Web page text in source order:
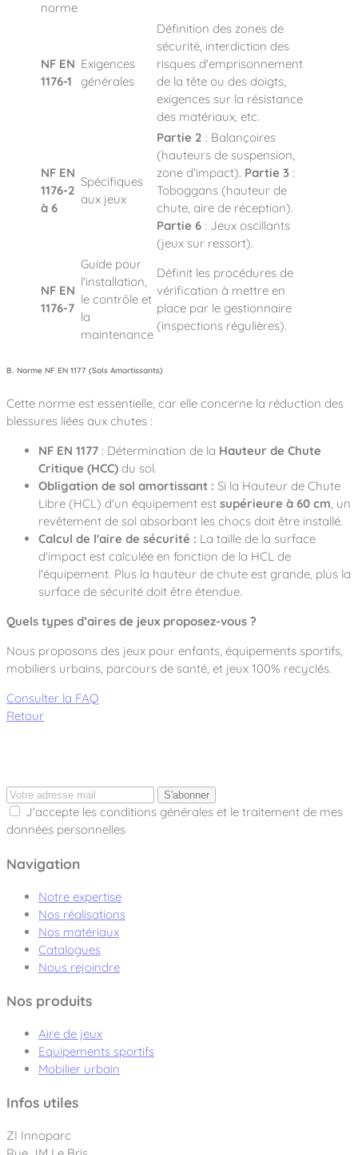
norme
NF EN
1176-1
Exigences
générales
Définition des zones de
sécurité, interdiction des
risques d'emprisonnement
de la tête ou des doigts,
exigences sur la résistance
des matériaux, etc.
NF EN
1176-2
à 6
Spécifiques
aux jeux
Partie 2 : Balançoires
(hauteurs de suspension,
zone d'impact). Partie 3 :
Toboggans (hauteur de
chute, aire de réception).
Partie 6 : Jeux oscillants
(jeux sur ressort).
NF EN
1176-7
Guide pour
l'installation,
le contrôle et
la
maintenance
Définit les procédures de
vérification à mettre en
place par le gestionnaire
(inspections régulières).
B. Norme NF EN 1177 (Sols Amortissants)
Cette norme est essentielle, car elle concerne la réduction des
blessures liées aux chutes :
NF EN 1177 : Détermination de la Hauteur de Chute
Critique (HCC) du sol.
Obligation de sol amortissant : Si la Hauteur de Chute
Libre (HCL) d'un équipement est supérieure à 60 cm, un
revêtement de sol absorbant les chocs doit être installé.
Calcul de l'aire de sécurité : La taille de la surface
d'impact est calculée en fonction de la HCL de
l'équipement. Plus la hauteur de chute est grande, plus la
surface de sécurité doit être étendue.
Quels types d’aires de jeux proposez-vous ?
Nous proposons des jeux pour enfants, équipements sportifs,
mobiliers urbains, parcours de santé, et jeux 100% recyclés.
Consulter la FAQ
Retour
S'abonner
J'accepte les conditions générales et le traitement de mes
données personnelles
Navigation
Notre expertise
Nos réalisations
Nos matériaux
Catalogues
Nous rejoindre
Nos produits
Aire de jeux
Equipements sportifs
Mobilier urbain
Infos utiles
ZI Innoparc